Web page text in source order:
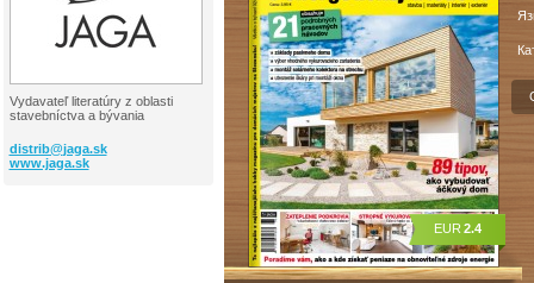
Vydavateľ literatúry z oblasti
stavebníctva a bývania
distrib@jaga.sk
www.jaga.sk
EUR 2.4